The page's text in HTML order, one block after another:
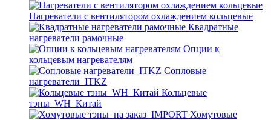
Нагреватели с вентилятором охлаждением кольцевые
Квадратные
нагреватели рамочные
Опции к
кольцевым нагревателям
Cопловые
нагреватели_ITKZ
Кольцевые
тэны_WH_Китай
Хомутовые